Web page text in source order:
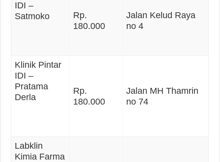
IDI –
Satmoko
Rp.
180.000
Jalan Kelud Raya
no 4
Klinik Pintar
IDI –
Pratama
Derla
Rp.
180.000
Jalan MH Thamrin
no 74
Labklin
Kimia Farma